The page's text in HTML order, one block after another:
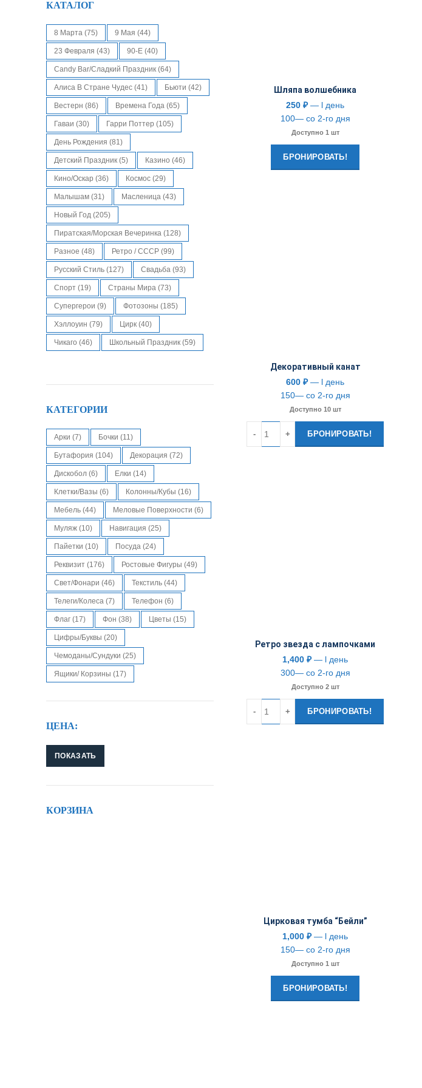
Шляпа волшебника
250₽— l день
100— со 2-го дня
Доступно 1 шт
БРОНИРОВАТЬ!
Декоративный канат
600₽— l день
150— со 2-го дня
Доступно 10 шт
БРОНИРОВАТЬ!
Ретро звезда с лампочками
1,400₽— l день
300— со 2-го дня
Доступно 2 шт
БРОНИРОВАТЬ!
Цирковая тумба “Бейли”
1,000₽— l день
150— со 2-го дня
Доступно 1 шт
БРОНИРОВАТЬ!
КАТАЛОГ
8 Марта (75) 9 Мая (44)
23 Февраля (43) 90-Е (40)
Candy Bar/Сладкий Праздник (64)
Алиса В Стране Чудес (41) Бьюти (42)
Вестерн (86) Времена Года (65)
Гаваи (30) Гарри Поттер (105)
День Рождения (81)
Детский Праздник (5) Казино (46)
Кино/Оскар (36) Космос (29)
Малышам (31) Масленица (43)
Новый Год (205)
Пиратская/Морская Вечеринка (128)
Разное (48) Ретро / СССР (99)
Русский Стиль (127) Свадьба (93)
Спорт (19) Страны Мира (73)
Супергерои (9) Фотозоны (185)
Хэллоуин (79) Цирк (40)
Чикаго (46) Школьный Праздник (59)
КАТЕГОРИИ
Арки (7) Бочки (11)
Бутафория (104) Декорация (72)
Дискобол (6) Елки (14)
Клетки/Вазы (6) Колонны/кубы (16)
Мебель (44) Меловые Поверхности (6)
Муляж (10) Навигация (25)
Пайетки (10) Посуда (24)
Реквизит (176) Ростовые Фигуры (49)
Свет/Фонари (46) Текстиль (44)
Телеги/колеса (7) Телефон (6)
Флаг (17) Фон (38) Цветы (15)
Цифры/Буквы (20)
Чемоданы/Сундуки (25)
Ящики/ Корзины (17)
ЦЕНА:
ПОКАЗАТЬ
КОРЗИНА